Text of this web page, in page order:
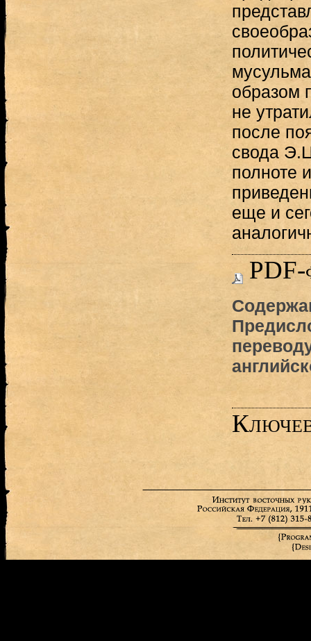
образом
не
после
свода
полноте
еще и
PDF-